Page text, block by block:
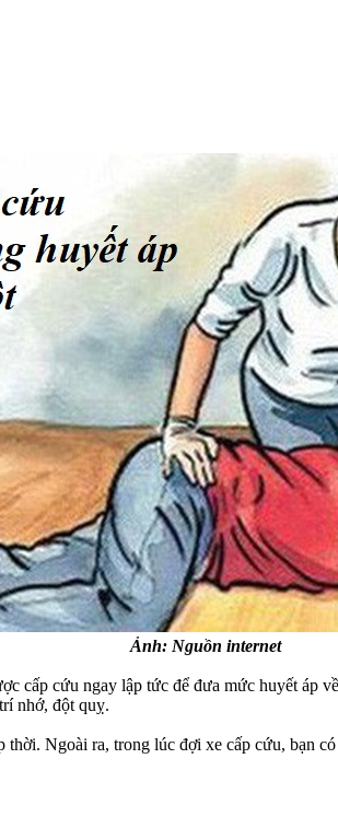
Ảnh: Nguồn internet
cứu ngay lập tức để đưa mức huyết áp
nhớ, đột quỵ.
Ngoài ra, trong lúc đợi xe cấp cứu, bạn có